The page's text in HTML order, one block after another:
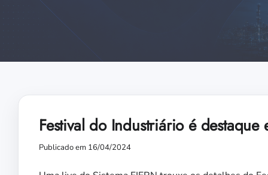
Festival do Industriário é
Publicado em 16/04/2024